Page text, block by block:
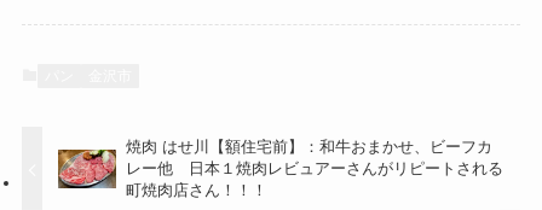
焼肉 はせ川【額住宅前】：和牛おまかせ、ビーフカ
レー他 日本１焼肉レビュアーさんがリピートされる
町焼肉店さん！！！